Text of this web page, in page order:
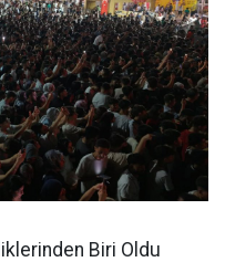
Biri Oldu